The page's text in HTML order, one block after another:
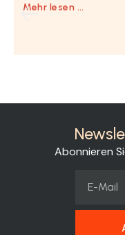
Mehr lesen …
Abonnieren